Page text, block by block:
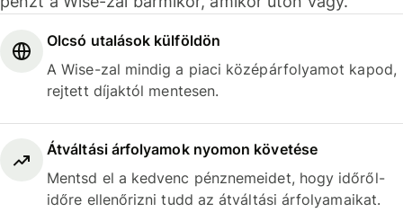
Olcsó utalások külföldön
A Wise-zal mindig a piaci középárfolyamot kapod,
rejtett díjaktól mentesen.
Átváltási árfolyamok nyomon követése
Mentsd el a kedvenc pénznemeidet, hogy időről-
időre ellenőrizni tudd az átváltási árfolyamaikat.